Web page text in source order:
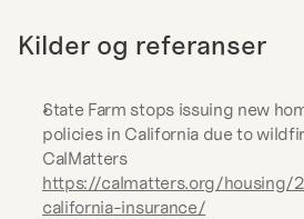
Kilder og referanser
State Farm stops issuing new
policies in California due to
CalMatters
https://calmatters.org/
california-insurance/